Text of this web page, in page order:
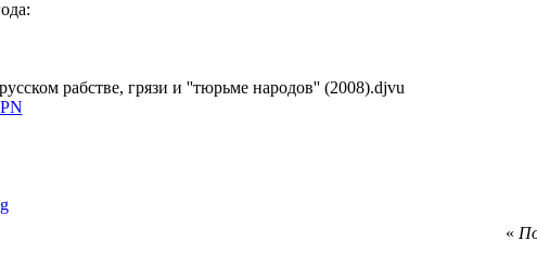
рабстве, грязи и ''тюрьме народов'' (2008).djvu
«